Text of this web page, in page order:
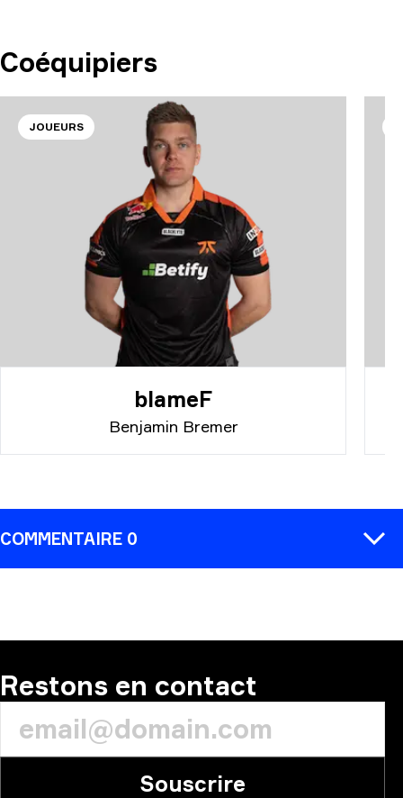
Coéquipiers
JOUEURS
blameF
Benjamin Bremer
COMMENTAIRE 0
Restons en contact
Souscrire